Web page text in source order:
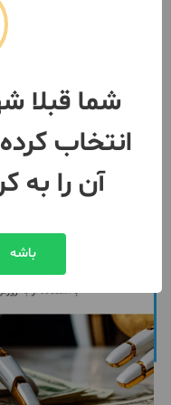
شما قبلا
انتخاب
آن را به
باشه